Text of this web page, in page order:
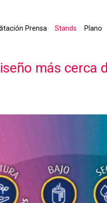
Prensa Stands Plano
más cerca